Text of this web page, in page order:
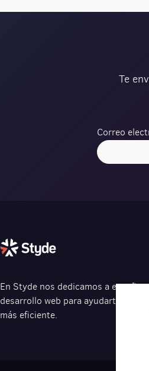
Te
Correo
En Styde nos dedicamos a
desarrollo web para ayudarte a
más eficiente.